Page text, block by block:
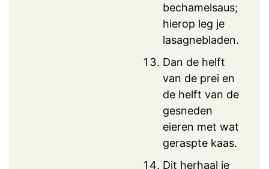
bechamelsaus;
hierop leg je
lasagnebladen.
Dan de helft
van de prei en
de helft van de
gesneden
eieren met wat
geraspte kaas.
Dit herhaal je